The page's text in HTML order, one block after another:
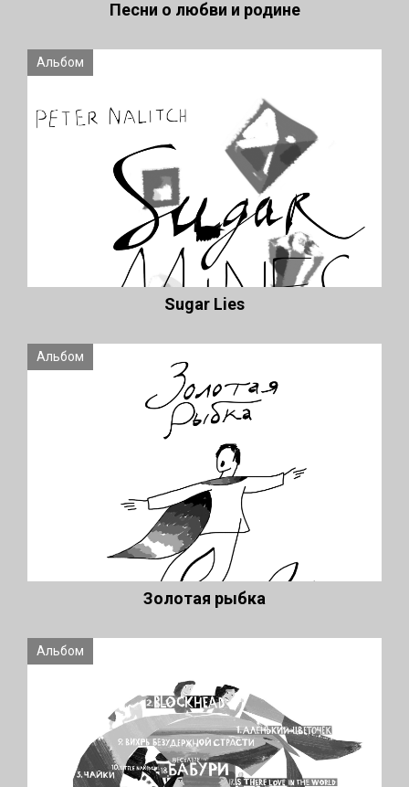
Песни о любви и родине
Альбом
Sugar Lies
Альбом
Золотая рыбка
Альбом